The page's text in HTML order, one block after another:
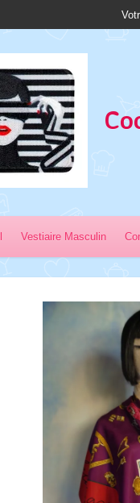
Vestiaire Masculin